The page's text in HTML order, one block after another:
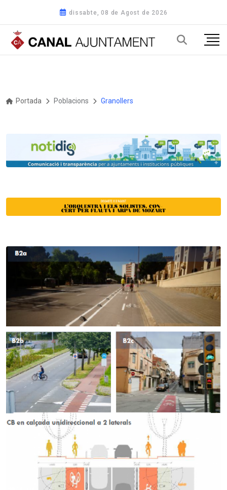
dissabte, 08 de Agost de 2026
Portada Poblacions Granollers